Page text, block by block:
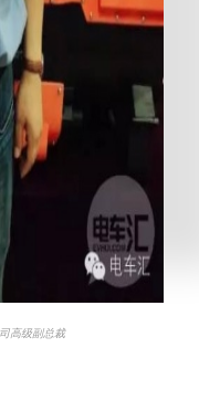
高级副总裁